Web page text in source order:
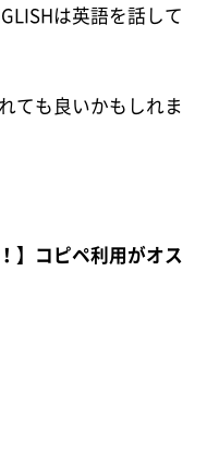
は英語を話して
ても良いかもしれま
】コピペ利用がオス